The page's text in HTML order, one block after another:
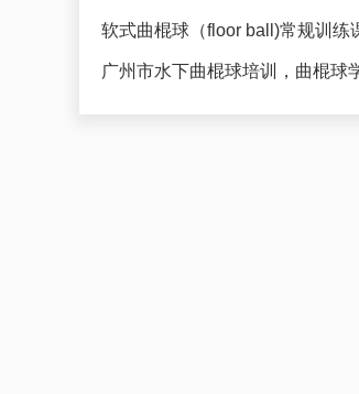
软式曲棍球（floor ball)常规训练
广州市水下曲棍球培训，曲棍球